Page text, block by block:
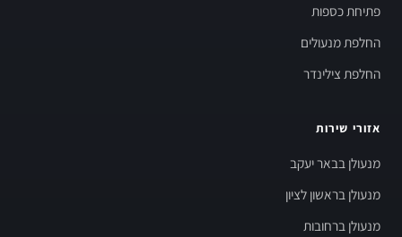
פתיחת כספות
החלפת מנעולים
החלפת צילינדר
אזורי שירות
מנעולן בבאר יעקב
מנעולן בראשון לציון
מנעולן ברחובות